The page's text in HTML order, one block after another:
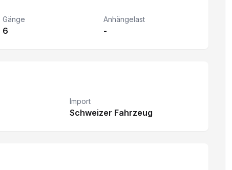
Gänge
6
Anhängelast
-
Import
Schweizer Fahrzeug